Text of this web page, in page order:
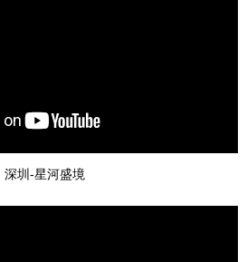
深圳-星河盛境